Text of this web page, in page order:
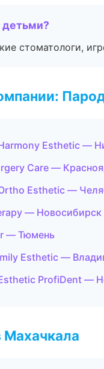
детьми?
стоматологи,
Esthetic —
Care —
Esthetic —
— Новосибирск
— Тюмень
Esthetic —
ProfiDent —
Махачкала